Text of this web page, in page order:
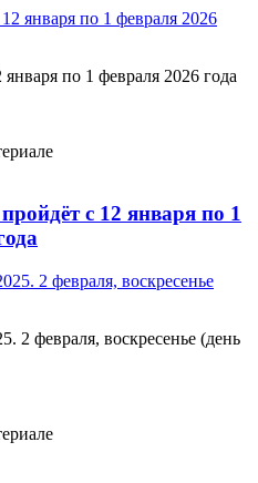
по 1 февраля 2026 года
с 12 января по 1
2 февраля, воскресенье (день